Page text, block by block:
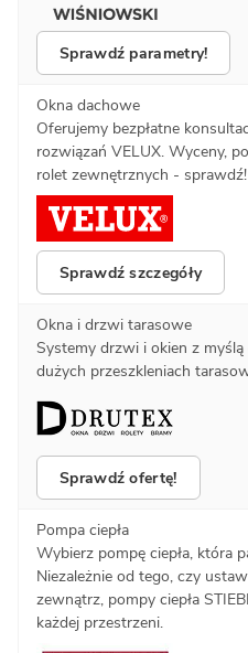
Sprawdź parametry!
Okna dachowe
Oferujemy bezpłatne
rozwiązań VELUX. Wyceny,
rolet zewnętrznych - sprawdź!
Sprawdź szczegóły
Okna i drzwi tarasowe
Systemy drzwi i okien z
dużych przeszkleniach
Sprawdź ofertę!
Pompa ciepła
Wybierz pompę ciepła, która
Niezależnie od tego, czy
zewnątrz, pompy ciepła
każdej przestrzeni.